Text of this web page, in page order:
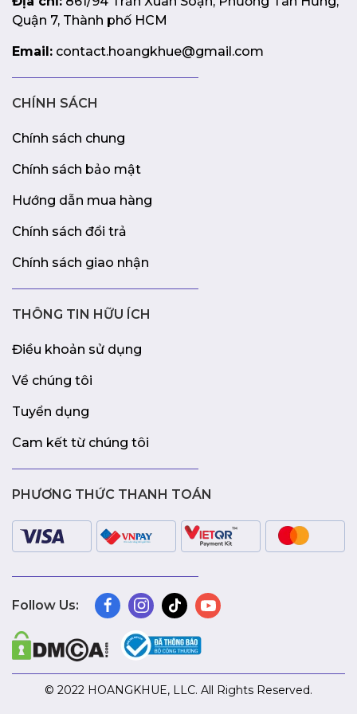
Quận 7, Thành phố HCM
Email: contact.hoangkhue@gmail.com
CHÍNH SÁCH
Chính sách chung
Chính sách bảo mật
Hướng dẫn mua hàng
Chính sách đổi trả
Chính sách giao nhận
THÔNG TIN HỮU ÍCH
Điều khoản sử dụng
Về chúng tôi
Tuyển dụng
Cam kết từ chúng tôi
PHƯƠNG THỨC THANH TOÁN
Follow Us:
© 2022 HOANGKHUE, LLC. All Rights Reserved.